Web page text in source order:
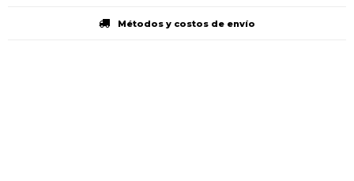
Métodos y costos de envío